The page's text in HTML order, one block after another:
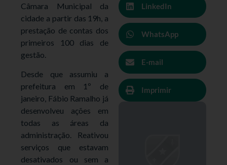
Câmara Municipal da
cidade a partir das 19h, a
prestação de contas dos
primeiros 100 dias de
gestão.
Desde que assumiu a
prefeitura em 1º de
janeiro, Fábio Ramalho já
desenvolveu ações em
todas as áreas da
administração. Reativou
serviços que estavam
desativados ou sem a
LinkedIn
WhatsApp
E-mail
Imprimir